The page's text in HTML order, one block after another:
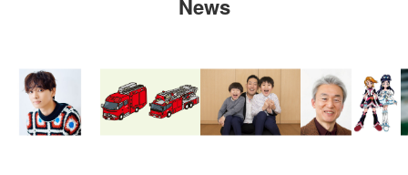
News